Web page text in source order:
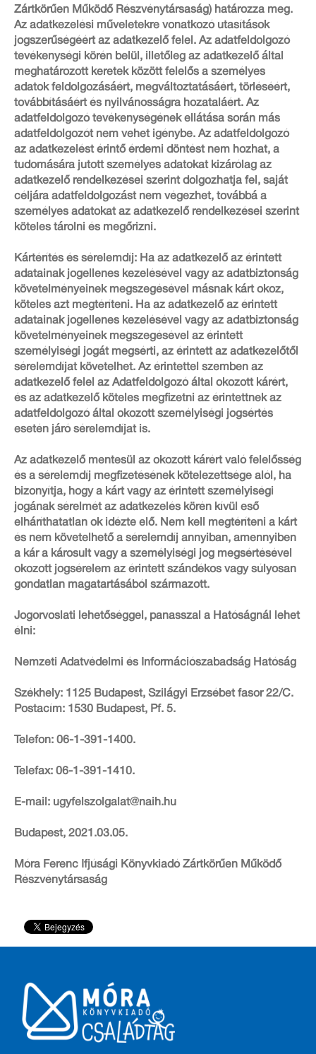
Zártkörűen Működő Részvénytársaság) határozza meg.
Az adatkezelési műveletekre vonatkozó utasítások
jogszerűségéért az adatkezelő felel. Az adatfeldolgozó
tevékenységi körén belül, illetőleg az adatkezelő által
meghatározott keretek között felelős a személyes
adatok feldolgozásáért, megváltoztatásáért, törléséért,
továbbításáért és nyilvánosságra hozataláért. Az
adatfeldolgozó tevékenységének ellátása során más
adatfeldolgozót nem vehet igénybe. Az adatfeldolgozó
az adatkezelést érintő érdemi döntést nem hozhat, a
tudomására jutott személyes adatokat kizárólag az
adatkezelő rendelkezései szerint dolgozhatja fel, saját
céljára adatfeldolgozást nem végezhet, továbbá a
személyes adatokat az adatkezelő rendelkezései szerint
köteles tárolni és megőrizni.
Kártérítés és sérelemdíj: Ha az adatkezelő az érintett
adatainak jogellenes kezelésével vagy az adatbiztonság
követelményeinek megszegésével másnak kárt okoz,
köteles azt megtéríteni. Ha az adatkezelő az érintett
adatainak jogellenes kezelésével vagy az adatbiztonság
követelményeinek megszegésével az érintett
személyiségi jogát megsérti, az érintett az adatkezelőtől
sérelemdíjat követelhet. Az érintettel szemben az
adatkezelő felel az Adatfeldolgozó által okozott kárért,
és az adatkezelő köteles megfizetni az érintettnek az
adatfeldolgozó által okozott személyiségi jogsértés
esetén járó sérelemdíjat is.
Az adatkezelő mentesül az okozott kárért való felelősség
és a sérelemdíj megfizetésének kötelezettsége alól, ha
bizonyítja, hogy a kárt vagy az érintett személyiségi
jogának sérelmét az adatkezelés körén kívül eső
elháríthatatlan ok idézte elő. Nem kell megtéríteni a kárt
és nem követelhető a sérelemdíj annyiban, amennyiben
a kár a károsult vagy a személyiségi jog megsértésével
okozott jogsérelem az érintett szándékos vagy súlyosan
gondatlan magatartásából származott.
Jogorvoslati lehetőséggel, panasszal a Hatóságnál lehet
élni:
Nemzeti Adatvédelmi és Információszabadság Hatóság
Székhely: 1125 Budapest, Szilágyi Erzsébet fasor 22/C.
Postacím: 1530 Budapest, Pf. 5.
Telefon: 06-1-391-1400.
Telefax: 06-1-391-1410.
E-mail: ugyfelszolgalat@naih.hu
Budapest, 2021.03.05.
Móra Ferenc Ifjúsági Könyvkiadó Zártkörűen Működő
Részvénytársaság